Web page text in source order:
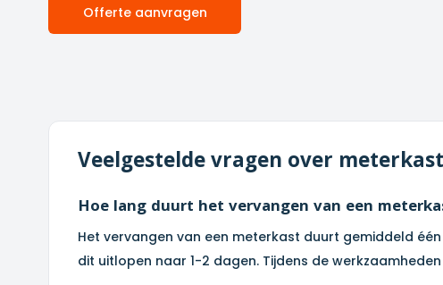
Offerte aanvragen
Veelgestelde vragen over
Hoe lang duurt het vervangen van een
Het vervangen van een meterkast duurt gemiddeld
dit uitlopen naar 1-2 dagen. Tijdens de